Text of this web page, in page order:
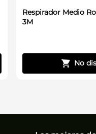
Respirador Medio
3M
No